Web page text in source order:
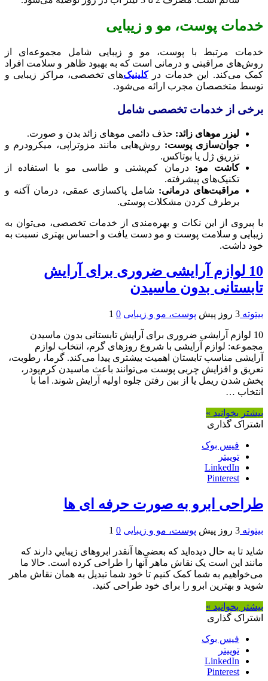
خدمات پوست، مو و زیبایی
خدمات مرتبط با پوست، مو و زیبایی شامل مجموعه‌ای از
روش‌های مراقبتی و درمانی است که به بهبود ظاهر و سلامت افراد
کمک می‌کند. این خدمات درکلینیک‌های تخصصی، مراکز زیبایی و
توسط متخصصان مجرب ارائه می‌شود.
برخی از خدمات تخصصی شامل
لیزر موهای زائد: حذف دائمی موهای زائد بدن و صورت.
جوان‌سازی پوست: روش‌هایی مانند مزوتراپی، میکرودرم و
تزریق ژل یا بوتاکس.
کاشت مو: درمان کم‌پشتی و طاسی مو با استفاده از
تکنیک‌های پیشرفته.
مراقبت‌های درمانی: شامل پاکسازی عمقی، درمان آکنه و
برطرف کردن مشکلات پوستی.
با پیروی از این نکات و بهره‌مندی از خدمات تخصصی، می‌توان به
زیبایی و سلامت پوست و مو دست یافت و احساس بهتری نسبت به
خود داشت.
10 لوازم آرایشی ضروری برای آرایش
تابستانی بدون ماسیدن
بیتوته 3 روز پیش پوست، مو و زیبایی 0
1
10 لوازم آرایشی ضروری برای آرایش تابستانی بدون ماسیدن
مجموعه: لوازم آرایشی با شروع روزهای گرم، انتخاب لوازم
آرایشی مناسب تابستان اهمیت بیشتری پیدا می‌کند. گرما، رطوبت،
تعریق و افزایش چربی پوست می‌توانند باعث ماسیدن کرم‌پودر،
پخش شدن ریمل یا از بین رفتن جلوه اولیه آرایش شوند. اما با
انتخاب …
بیشتر بخوانید »
اشتراک گذاری
فیس بوک
توییتر
LinkedIn
Pinterest
طراحی ابرو به صورت حرفه ای ها
بیتوته 3 روز پیش پوست، مو و زیبایی 0
1
شاید تا به حال دیده‌اید که بعضی‌ها آنقدر ابروهای زيبايي دارند که
مانند این است یک نقاش ماهر آنها را طراحی کرده است. حالا ما
می‌خواهیم به شما کمک کنیم تا خود شما تبدیل به همان نقاش ماهر
شوید و بهترین ابرو را برای خود طراحی کنید.
بیشتر بخوانید »
اشتراک گذاری
فیس بوک
توییتر
LinkedIn
Pinterest